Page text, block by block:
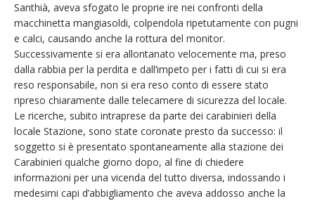
Santhià, aveva sfogato le proprie ire nei confronti della
macchinetta mangiasoldi, colpendola ripetutamente con pugni
e calci, causando anche la rottura del monitor.
Successivamente si era allontanato velocemente ma, preso
dalla rabbia per la perdita e dall’impeto per i fatti di cui si era
reso responsabile, non si era reso conto di essere stato
ripreso chiaramente dalle telecamere di sicurezza del locale.
Le ricerche, subito intraprese da parte dei carabinieri della
locale Stazione, sono state coronate presto da successo: il
soggetto si è presentato spontaneamente alla stazione dei
Carabinieri qualche giorno dopo, al fine di chiedere
informazioni per una vicenda del tutto diversa, indossando i
medesimi capi d’abbigliamento che aveva addosso anche la